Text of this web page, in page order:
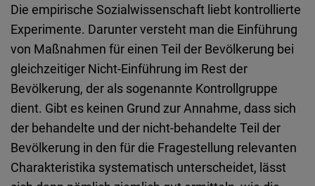
Die empirische Sozialwissenschaft liebt kontrollierte
Experimente. Darunter versteht man die Einführung
von Maßnahmen für einen Teil der Bevölkerung bei
gleichzeitiger Nicht-Einführung im Rest der
Bevölkerung, der als sogenannte Kontrollgruppe
dient. Gibt es keinen Grund zur Annahme, dass sich
der behandelte und der nicht-behandelte Teil der
Bevölkerung in den für die Fragestellung relevanten
Charakteristika systematisch unterscheidet, lässt
Newsletter2go
Embed
Podigee
Embed
D.Vinci
Embed